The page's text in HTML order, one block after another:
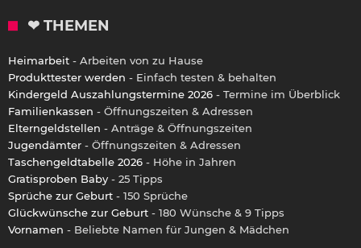
❤ THEMEN
Heimarbeit - Arbeiten von zu Hause
Produkttester werden - Einfach testen & behalten
Kindergeld Auszahlungstermine 2026 - Termine im Überblick
Familienkassen - Öffnungszeiten & Adressen
Elterngeldstellen - Anträge & Öffnungszeiten
Jugendämter - Öffnungszeiten & Adressen
Taschengeldtabelle 2026 - Höhe in Jahren
Gratisproben Baby - 25 Tipps
Sprüche zur Geburt - 150 Sprüche
Glückwünsche zur Geburt - 180 Wünsche & 9 Tipps
Vornamen - Beliebte Namen für Jungen & Mädchen